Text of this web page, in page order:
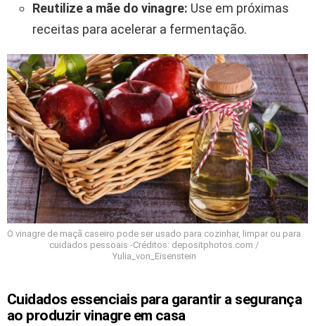
Reutilize a mãe do vinagre: Use em próximas
receitas para acelerar a fermentação.
O vinagre de maçã caseiro pode ser usado para cozinhar, limpar ou para
cuidados pessoais -Créditos: depositphotos.com /
Yulia_von_Eisenstein
Cuidados essenciais para garantir a segurança
ao produzir vinagre em casa